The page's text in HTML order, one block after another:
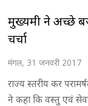
मुख्यमंत्री ने अच्छे
चर्चा
मंगल, 31 जनवरी 2017
राज्य स्तरीय कर
ने कहा कि वस्तु एवं